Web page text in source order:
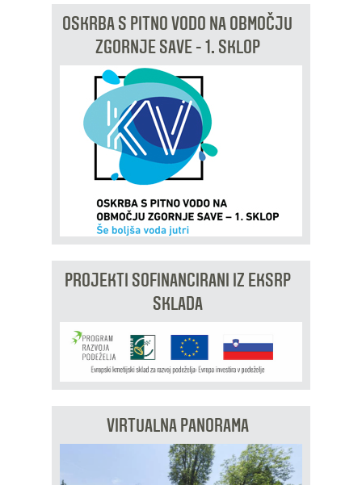
OSKRBA S PITNO VODO NA OBMOČJU
ZGORNJE SAVE - 1. SKLOP
PROJEKTI SOFINANCIRANI IZ EKSRP
SKLADA
VIRTUALNA PANORAMA